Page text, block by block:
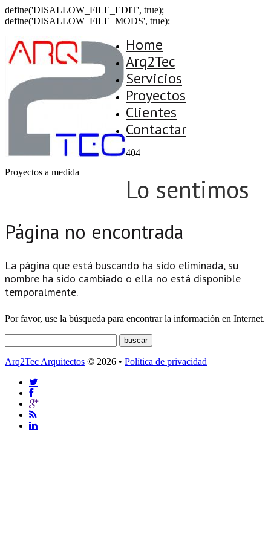
define('DISALLOW_FILE_EDIT', true);
define('DISALLOW_FILE_MODS', true);
Proyectos a medida
Home
Arq2Tec
Servicios
Proyectos
Clientes
Contactar
404
Lo sentimos
Página no encontrada
La página que está buscando ha sido eliminada, su
nombre ha sido cambiado o ella no está disponible
temporalmente.
Por favor, use la búsqueda para encontrar la información en Internet.
Arq2Tec Arquitectos © 2026 • Política de privacidad